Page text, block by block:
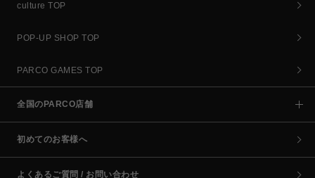
culture TOP
POP-UP SHOP TOP
PARCO GAMES TOP
全国のPARCO店舗
初めてのお客様へ
よくあるご質問 / お問い合わせ